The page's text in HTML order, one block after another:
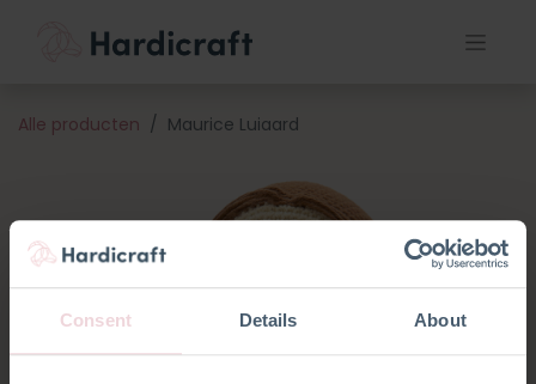
Consent Details About
Alle producten Maurice Luiaard